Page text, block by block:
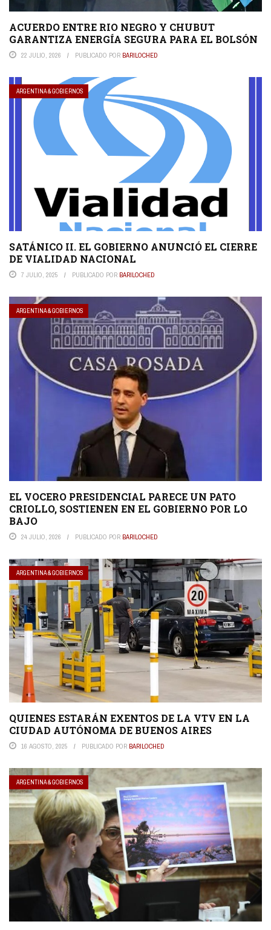
ACUERDO ENTRE RIO NEGRO Y CHUBUT
GARANTIZA ENERGÍA SEGURA PARA EL BOLSÓN
22 JULIO, 2026 PUBLICADO POR BARILOCHED
ARGENTINA & GOBIERNOS
SATÁNICO II. EL GOBIERNO ANUNCIÓ EL CIERRE
DE VIALIDAD NACIONAL
7 JULIO, 2025 PUBLICADO POR BARILOCHED
ARGENTINA & GOBIERNOS
EL VOCERO PRESIDENCIAL PARECE UN PATO
CRIOLLO, SOSTIENEN EN EL GOBIERNO POR LO
BAJO
24 JULIO, 2026 PUBLICADO POR BARILOCHED
ARGENTINA & GOBIERNOS
QUIENES ESTARÁN EXENTOS DE LA VTV EN LA
CIUDAD AUTÓNOMA DE BUENOS AIRES
16 AGOSTO, 2025 PUBLICADO POR BARILOCHED
ARGENTINA & GOBIERNOS